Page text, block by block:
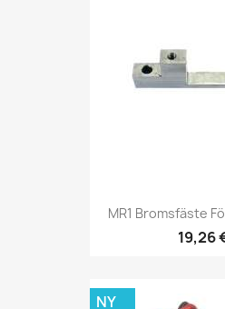
MR1 Bromsfäste
19,26
NY